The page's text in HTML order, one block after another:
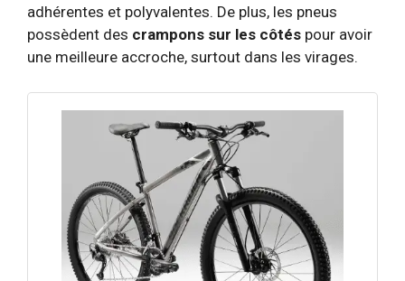
adhérentes et polyvalentes. De plus, les pneus
possèdent des crampons sur les côtés pour avoir
une meilleure accroche, surtout dans les virages.